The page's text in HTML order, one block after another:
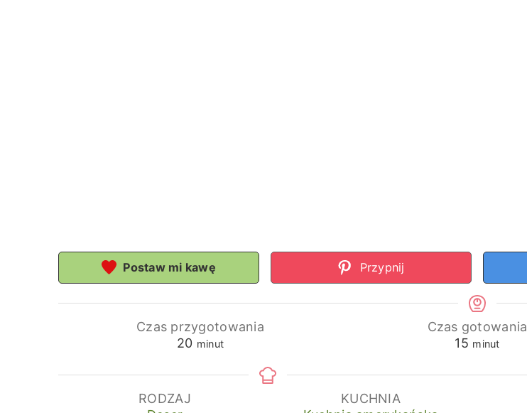
Postaw mi kawę Przypnij
Czas przygotowania
20minuty
minut
Czas gotowania
15minuty
minut
RODZAJ
KUCHNIA